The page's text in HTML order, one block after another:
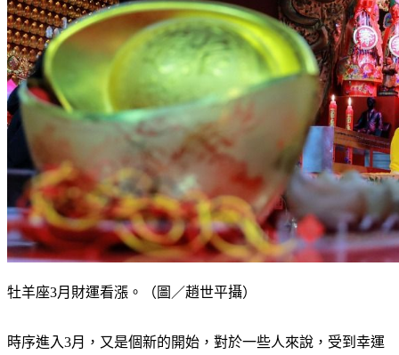
牡羊座3月財運看漲。（圖／趙世平攝）
時序進入3月，又是個新的開始，對於一些人來說，受到幸運